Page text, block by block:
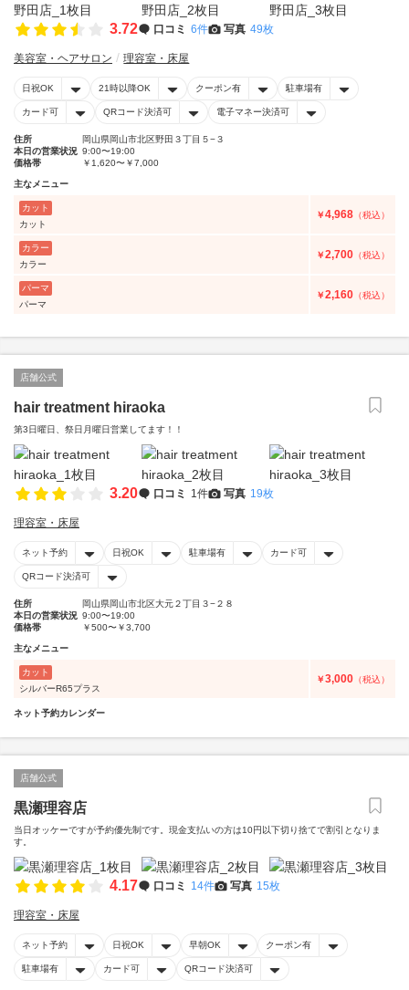
3.72 口コミ 6件 写真 49枚
美容室・ヘアサロン 理容室・床屋
日祝OK 21時以降OK クーポン有 駐車場有
カード可 QRコード決済可 電子マネー決済可
住所
岡山県岡山市北区野田３丁目５−３
本日の営業状況 9:00〜19:00
価格帯
￥1,620〜￥7,000
主なメニュー
カット
カット
￥4,968 （税込）
カラー
カラー
￥2,700 （税込）
パーマ
パーマ
￥2,160 （税込）
店舗公式
hair treatment hiraoka
第3日曜日、祭日月曜日営業してます！！
3.20 口コミ 1件 写真 19枚
理容室・床屋
ネット予約 日祝OK 駐車場有 カード可
QRコード決済可
住所
岡山県岡山市北区大元２丁目３−２８
本日の営業状況 9:00〜19:00
価格帯
￥500〜￥3,700
主なメニュー
カット
シルバーR65プラス
￥3,000 （税込）
ネット予約カレンダー
店舗公式
黒瀬理容店
当日オッケーですが予約優先制です。現金支払いの方は10円以下切り捨てで割引となりま
す。
4.17 口コミ 14件 写真 15枚
理容室・床屋
ネット予約 日祝OK 早朝OK クーポン有
駐車場有 カード可 QRコード決済可